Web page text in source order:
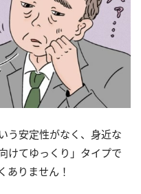
う安定性がなく、身近な
けてゆっくり」タイプで
ありません！